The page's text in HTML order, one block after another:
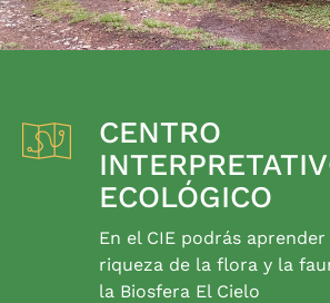
CENTRO
ECOLÓGICO
En el CIE podrás
riqueza de la flora y la
la Biosfera El Cielo